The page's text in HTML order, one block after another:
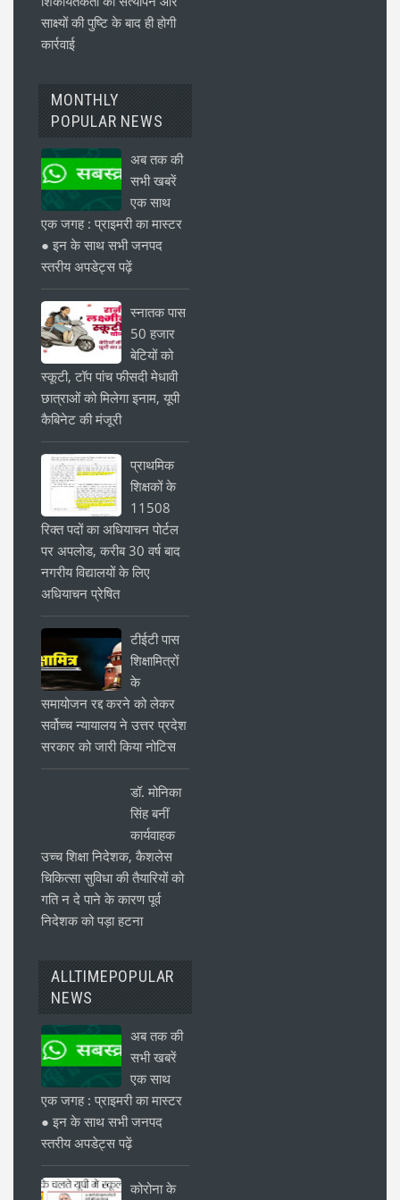
साक्ष्यों की पुष्टि के बाद ही होगी
कार्रवाई
MONTHLY
POPULAR NEWS
अब तक की
सभी खबरें
एक साथ
एक जगह : प्राइमरी का मास्टर
● इन के साथ सभी जनपद
स्तरीय अपडेट्स पढ़ें
स्नातक पास
50 हजार
बेटियों को
स्कूटी, टॉप पांच फीसदी मेधावी
छात्राओं को मिलेगा इनाम, यूपी
कैबिनेट की मंजूरी
प्राथमिक
शिक्षकों के
11508
रिक्त पदों का अधियाचन पोर्टल
पर अपलोड, करीब 30 वर्ष बाद
नगरीय विद्यालयों के लिए
अधियाचन प्रेषित
टीईटी पास
शिक्षामित्रों
के
समायोजन रद्द करने को लेकर
सर्वोच्च न्यायालय ने उत्तर प्रदेश
सरकार को जारी किया नोटिस
डॉ. मोनिका
सिंह बनीं
कार्यवाहक
उच्च शिक्षा निदेशक, कैशलेस
चिकित्सा सुविधा की तैयारियों को
गति न दे पाने के कारण पूर्व
निदेशक को पड़ा हटना
ALLTIMEPOPULAR
NEWS
अब तक की
सभी खबरें
एक साथ
एक जगह : प्राइमरी का मास्टर
● इन के साथ सभी जनपद
स्तरीय अपडेट्स पढ़ें
कोरोना के